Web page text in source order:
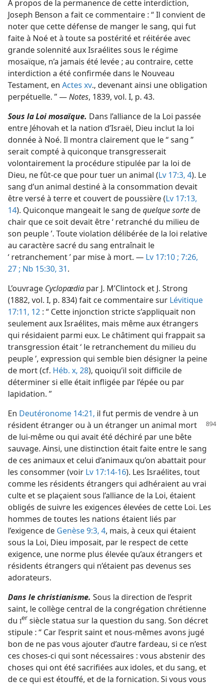
À propos de la permanence de cette interdiction,
Joseph Benson a fait ce commentaire : “ Il convient de
noter que cette défense de manger le sang, qui fut
faite à Noé et à toute sa postérité et réitérée avec
grande solennité aux Israélites sous le régime
mosaïque, n’a jamais été levée ; au contraire, cette
interdiction a été confirmée dans le Nouveau
Testament, en Actes xv., devenant ainsi une obligation
perpétuelle. ” —Notes, 1839, vol. I, p. 43.
Sous la Loi mosaïque. Dans l’alliance de la Loi passée
entre Jéhovah et la nation d’Israël, Dieu inclut la loi
donnée à Noé. Il montra clairement que le “ sang ”
serait compté à quiconque transgresserait
volontairement la procédure stipulée par la loi de
Dieu, ne fût-ce que pour tuer un animal (Lv 17:3, 4). Le
sang d’un animal destiné à la consommation devait
être versé à terre et couvert de poussière (Lv 17:13,
14). Quiconque mangeait le sang dequelque sortede
chair que ce soit devait être ‘ retranché du milieu de
son peuple ’. Toute violation délibérée de la loi relative
au caractère sacré du sang entraînait le
‘ retranchement ’ par mise à mort. — Lv 17:10 ; 7:26,
27 ; Nb 15:30, 31.
L’ouvrage Cyclopædia par J. M’Clintock et J. Strong
(1882, vol. I, p. 834) fait ce commentaire sur Lévitique
17:11, 12 : “ Cette injonction stricte s’appliquait non
seulement aux Israélites, mais même aux étrangers
qui résidaient parmi eux. Le châtiment qui frappait sa
transgression était ‘ le retranchement du milieu du
peuple ’, expression qui semble bien désigner la peine
de mort (cf. Héb. x, 28), quoiqu’il soit difficile de
déterminer si elle était infligée par l’épée ou par
lapidation. ”
En Deutéronome 14:21, il fut permis de vendre à un
résident étranger ou à un étranger un animal mort
de lui-même ou qui avait été déchiré par une bête
sauvage. Ainsi, une distinction était faite entre le sang
de ces animaux et celui d’animaux qu’on abattait pour
les consommer (voir Lv 17:14-16). Les Israélites, tout
comme les résidents étrangers qui adhéraient au vrai
culte et se plaçaient sous l’alliance de la Loi, étaient
obligés de suivre les exigences élevées de cette Loi. Les
hommes de toutes les nations étaient liés par
l’exigence de Genèse 9:3, 4, mais, à ceux qui étaient
sous la Loi, Dieu imposait, par le respect de cette
exigence, une norme plus élevée qu’aux étrangers et
résidents étrangers qui n’étaient pas devenus ses
adorateurs.
Dans le christianisme. Sous la direction de l’esprit
saint, le collège central de la congrégation chrétienne
du Ier siècle statua sur la question du sang. Son décret
stipule : “ Car l’esprit saint et nous-mêmes avons jugé
bon de ne pas vous ajouter d’autre fardeau, si ce n’est
ces choses-ci qui sont nécessaires : vous abstenir des
choses qui ont été sacrifiées aux idoles, et du sang, et
de ce qui est étouffé, et de la fornication. Si vous vous